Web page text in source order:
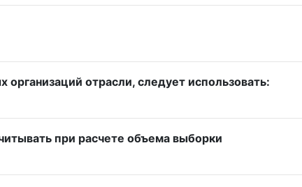
отрасли, следует использовать:
при расчете объема выборки